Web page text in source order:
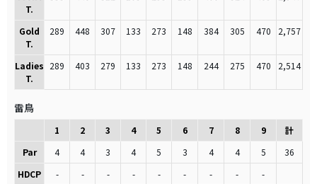
T.
Gold
T.
289 448 307 133 273 148 384 305 470 2,757
Ladies
T.
289 403 279 133 273 148 244 275 470 2,514
雷鳥
1 2 3 4 5 6 7 8 9
計
Par
4 4 3 4 5 3 4 4 5
36
HDCP
- - - - - - - -
-